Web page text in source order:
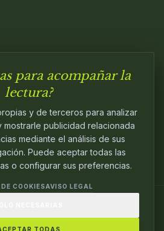
y sé el primero en conocer las
para acompañar la
lectura?
y de terceros para analizar
mostrarle publicidad relacionada
mediante el análisis de sus
Puede aceptar todas las
o configurar sus preferencias.
COOKIESAVISO LEGAL
TODAS